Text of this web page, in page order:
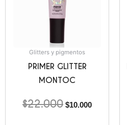
Glitters y pigmentos
PRIMER GLITTER
MONTOC
$22.000 $10.000